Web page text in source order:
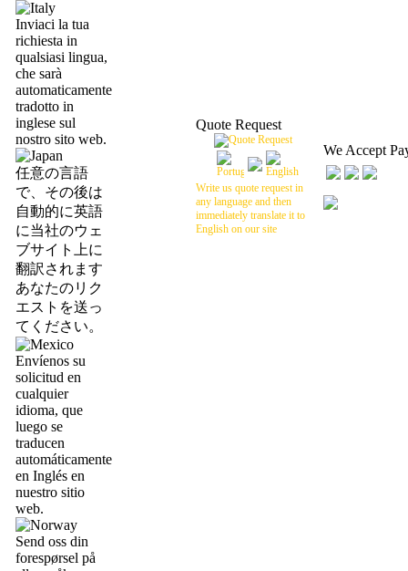
Inviaci la tua
richiesta in
qualsiasi lingua,
che sarà
automaticamente
tradotto in
inglese sul
nostro sito web.
任意の言語
で、その後は
自動的に英語
に当社のウェ
ブサイト上に
翻訳されます
あなたのリク
エストを送っ
てください。
Envíenos su
solicitud en
cualquier
idioma, que
luego se
traducen
automáticamente
en Inglés en
nuestro sitio
web.
Send oss din
forespørsel på
Quote Request
Write us quote request in
any language and then
immediately translate it to
English on our site
We Accept